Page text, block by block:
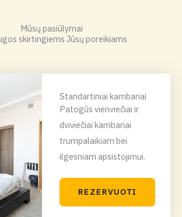
Mūsų pasiūlymai
skirtingiems Jūsų poreikiams
Standartiniai kambariai
Patogūs vienviečiai ir
dviviečiai kambariai
trumpalaikiam bei
ilgesniam apsistojimui.
REZERVUOTI